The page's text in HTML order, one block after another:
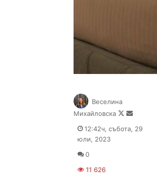
Веселина
Михайловска
Follow
X
Send
email
12:42ч, събота, 29
юли, 2023
0
11 626